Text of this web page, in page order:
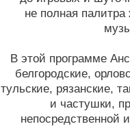
не полная
В этой программе
белгородские,
тульские, рязанские,
и частушки,
непосредственной